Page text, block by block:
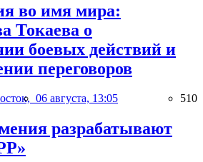
во имя мира:
Токаева о
боевых действий и
переговоров
06 августа, 13:05 510
разрабатывают